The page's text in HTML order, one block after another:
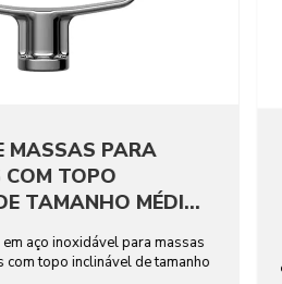
MASSAS PARA
COM TOPO
TAMANHO MÉDIO
aço inoxidável para massas
com topo inclinável de tamanho